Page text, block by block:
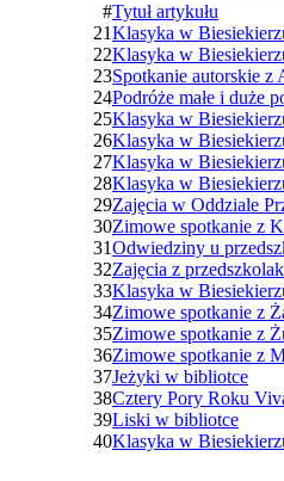
#Tytuł artykułu
21Klasyka w
22Klasyka w
23Spotkanie autorskie
24Podróże małe i duże
25Klasyka w
26Klasyka w
27Klasyka w
28Klasyka w
29Zajęcia w Oddziale
30Zimowe spotkanie z
31Odwiedziny u
32Zajęcia z
33Klasyka w
34Zimowe spotkanie z
35Zimowe spotkanie z
36Zimowe spotkanie z
37Jeżyki w bibliotce
38Cztery Pory Roku
39Liski w bibliotce
40Klasyka w